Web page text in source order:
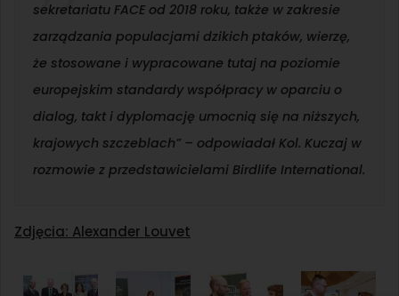
sekretariatu FACE od 2018 roku, także w zakresie
zarządzania populacjami dzikich ptaków, wierzę,
że stosowane i wypracowane tutaj na poziomie
europejskim standardy współpracy w oparciu o
dialog, takt i dyplomację umocnią się na niższych,
krajowych szczeblach” – odpowiadał Kol. Kuczaj w
rozmowie z przedstawicielami Birdlife International.
Zdjęcia: Alexander Louvet